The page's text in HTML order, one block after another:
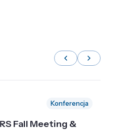
Konferencja
Fall Meeting &